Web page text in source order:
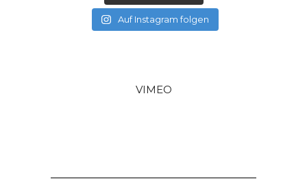
Auf Instagram folgen
VIMEO